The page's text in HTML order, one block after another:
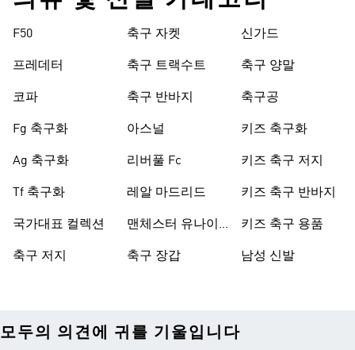
F50
프레데터
코파
Fg 축구화
Ag 축구화
Tf 축구화
국가대표 컬렉션
축구 저지
축구 자켓
축구 트랙수트
축구 반바지
아스널
리버풀 Fc
레알 마드리드
맨체스터 유나이
축구 장갑
신가드
축구 양말
축구공
키즈 축구화
키즈 축구 저지
키즈 축구 반바지
키즈 축구 용품
남성 신발
모두의 의견에 귀를 기울입니다